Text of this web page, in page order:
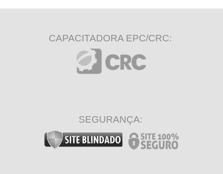
CAPACITADORA EPC/CRC:
SEGURANÇA: